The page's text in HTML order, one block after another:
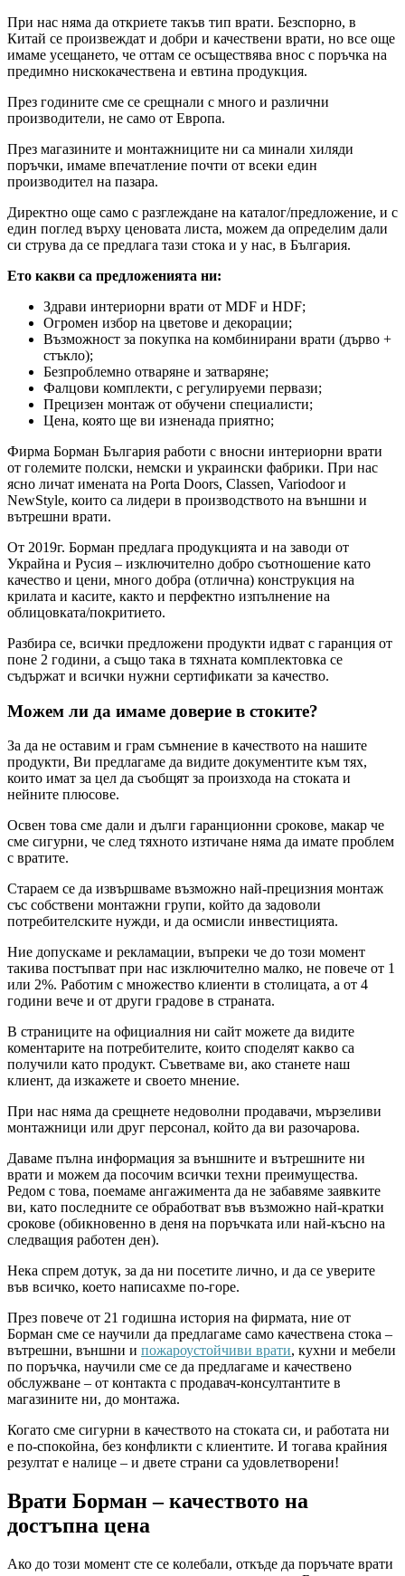
При нас няма да откриете такъв тип врати. Безспорно, в
Китай се произвеждат и добри и качествени врати, но все още
имаме усещането, че оттам се осъществява внос с поръчка на
предимно нискокачествена и евтина продукция.
През годините сме се срещнали с много и различни
производители, не само от Европа.
През магазините и монтажниците ни са минали хиляди
поръчки, имаме впечатление почти от всеки един
производител на пазара.
Директно още само с разглеждане на каталог/предложение, и с
един поглед върху ценовата листа, можем да определим дали
си струва да се предлага тази стока и у нас, в България.
Ето какви са предложенията ни:
Здрави интериорни врати от MDF и HDF;
Огромен избор на цветове и декорации;
Възможност за покупка на комбинирани врати (дърво +
стъкло);
Безпроблемно отваряне и затваряне;
Фалцови комплекти, с регулируеми первази;
Прецизен монтаж от обучени специалисти;
Цена, която ще ви изненада приятно;
Фирма Борман България работи с вносни интериорни врати
от големите полски, немски и украински фабрики. При нас
ясно личат имената на Porta Doors, Classen, Variodoor и
NewStyle, които са лидери в производството на външни и
вътрешни врати.
От 2019г. Борман предлага продукцията и на заводи от
Украйна и Русия – изключително добро съотношение като
качество и цени, много добра (отлична) конструкция на
крилата и касите, както и перфектно изпълнение на
облицовката/покритието.
Разбира се, всички предложени продукти идват с гаранция от
поне 2 години, а също така в тяхната комплектовка се
съдържат и всички нужни сертификати за качество.
Можем ли да имаме доверие в стоките?
За да не оставим и грам съмнение в качеството на нашите
продукти, Ви предлагаме да видите документите към тях,
които имат за цел да съобщят за произхода на стоката и
нейните плюсове.
Освен това сме дали и дълги гаранционни срокове, макар че
сме сигурни, че след тяхното изтичане няма да имате проблем
с вратите.
Стараем се да извършваме възможно най-прецизния монтаж
със собствени монтажни групи, който да задоволи
потребителските нужди, и да осмисли инвестицията.
Ние допускаме и рекламации, въпреки че до този момент
такива постъпват при нас изключително малко, не повече от 1
или 2%. Работим с множество клиенти в столицата, а от 4
години вече и от други градове в страната.
В страниците на официалния ни сайт можете да видите
коментарите на потребителите, които споделят какво са
получили като продукт. Съветваме ви, ако станете наш
клиент, да изкажете и своето мнение.
При нас няма да срещнете недоволни продавачи, мързеливи
монтажници или друг персонал, който да ви разочарова.
Даваме пълна информация за външните и вътрешните ни
врати и можем да посочим всички техни преимущества.
Редом с това, поемаме ангажимента да не забавяме заявките
ви, като последните се обработват във възможно най-кратки
срокове (обикновенно в деня на поръчката или най-късно на
следващия работен ден).
Нека спрем дотук, за да ни посетите лично, и да се уверите
във всичко, което написахме по-горе.
През повече от 21 годишна история на фирмата, ние от
Борман сме се научили да предлагаме само качествена стока –
вътрешни, външни и пожароустойчиви врати, кухни и мебели
по поръчка, научили сме се да предлагаме и качествено
обслужване – от контакта с продавач-консултантите в
магазините ни, до монтажа.
Когато сме сигурни в качеството на стоката си, и работата ни
е по-спокойна, без конфликти с клиентите. И тогава крайния
резултат е налице – и двете страни са удовлетворени!
Врати Борман – качеството на
достъпна цена
Ако до този момент сте се колебали, откъде да поръчате врати